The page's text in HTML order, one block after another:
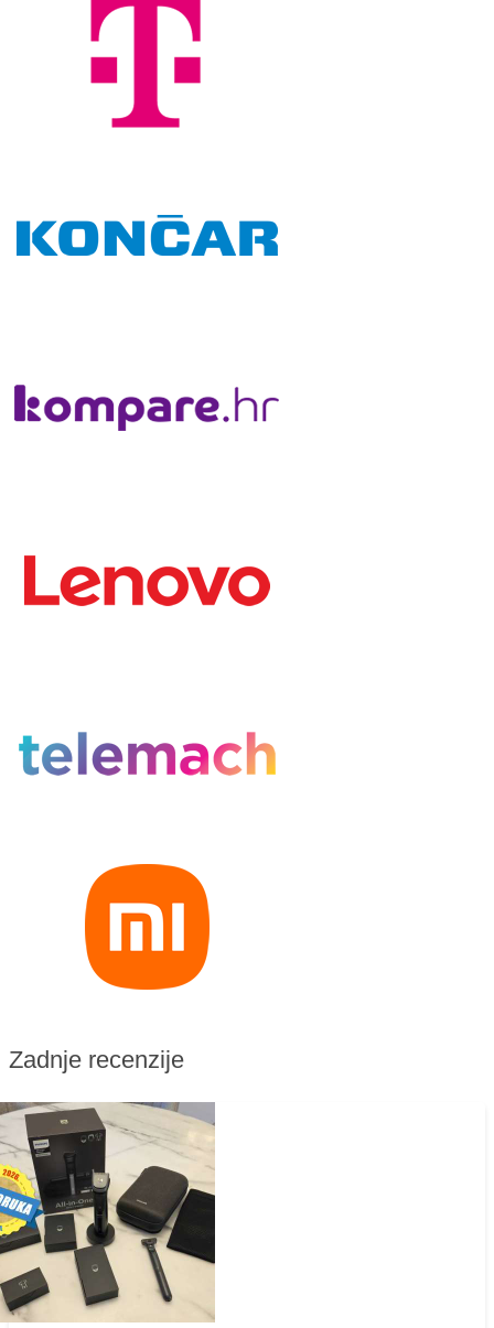
Zadnje recenzije